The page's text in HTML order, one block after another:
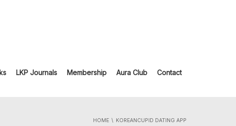
LKP Journals Membership Aura Club Contact
HOME KOREANCUPID DATING APP